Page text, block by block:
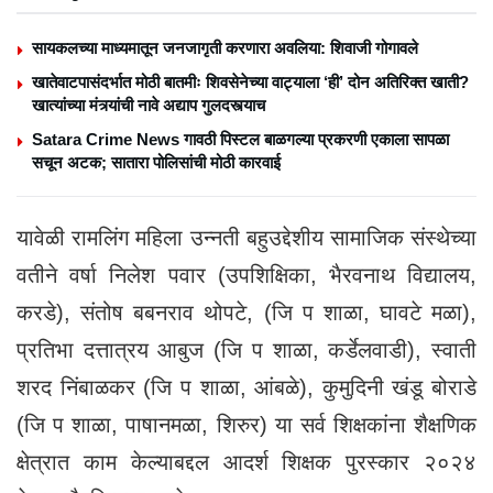
सायकलच्या माध्यमातून जनजागृती करणारा अवलिया: शिवाजी गोगावले
खातेवाटपासंदर्भात मोठी बातमीः शिवसेनेच्या वाट्याला ‘ही’ दोन अतिरिक्त खाती?
खात्यांच्या मंत्र्यांची नावे अद्याप गुलदस्त्याच
Satara Crime News गावठी पिस्टल बाळगल्या प्रकरणी एकाला सापळा
सचून अटक; सातारा पोलिसांची मोठी कारवाई
यावेळी रामलिंग महिला उन्नती बहुउद्देशीय सामाजिक संस्थेच्या
वतीने वर्षा निलेश पवार (उपशिक्षिका, भैरवनाथ विद्यालय,
करडे), संतोष बबनराव थोपटे, (जि प शाळा, घावटे मळा),
प्रतिभा दत्तात्रय आबुज (जि प शाळा, कर्डेलवाडी), स्वाती
शरद निंबाळकर (जि प शाळा, आंबळे), कुमुदिनी खंडू बोराडे
(जि प शाळा, पाषानमळा, शिरुर) या सर्व शिक्षकांना शैक्षणिक
क्षेत्रात काम केल्याबद्दल आदर्श शिक्षक पुरस्कार २०२४